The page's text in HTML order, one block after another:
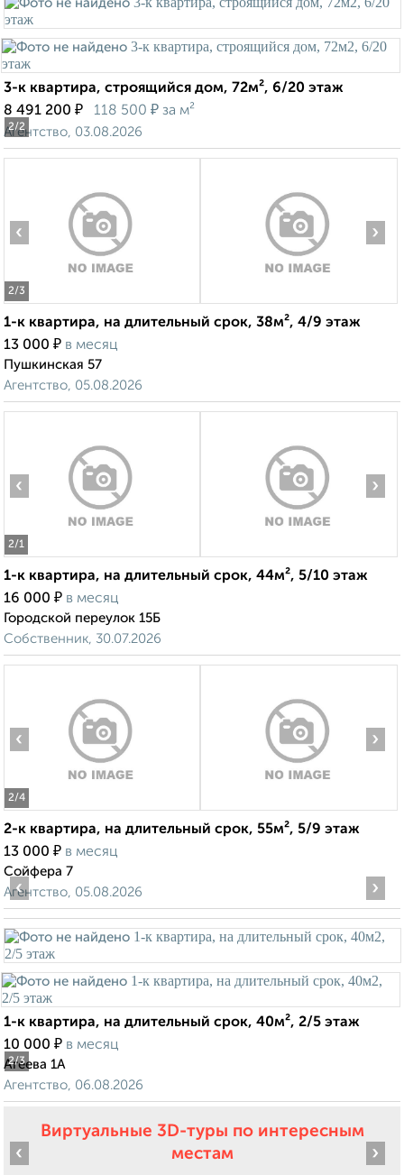
2/2
3-к квартира, строящийся дом, 72м², 6/20 этаж
8 491 200 ₽ 118 500 ₽ за м²
Агентство, 03.08.2026
2/3
‹ ›
1-к квартира, на длительный срок, 38м², 4/9 этаж
13 000 ₽ в месяц
Пушкинская 57
Агентство, 05.08.2026
2/1
‹ ›
1-к квартира, на длительный срок, 44м², 5/10 этаж
16 000 ₽ в месяц
Городской переулок 15Б
Собственник, 30.07.2026
2/4
‹ ›
2-к квартира, на длительный срок, 55м², 5/9 этаж
13 000 ₽ в месяц
Сойфера 7
Агентство, 05.08.2026
2/3
‹ ›
1-к квартира, на длительный срок, 40м², 2/5 этаж
10 000 ₽ в месяц
Агеева 1А
Агентство, 06.08.2026
Виртуальные 3D-туры по интересным
местам
‹ ›